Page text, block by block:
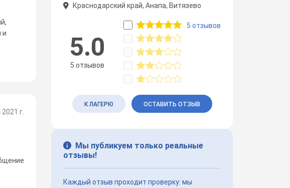
и
г.
Краснодарский край, Анапа, Витязево
5.0
5 отзывов
5 отзывов
К ЛАГЕРЮ ОСТАВИТЬ ОТЗЫВ
Мы публикуем только реальные
отзывы!
Каждый отзыв проходит проверку: мы